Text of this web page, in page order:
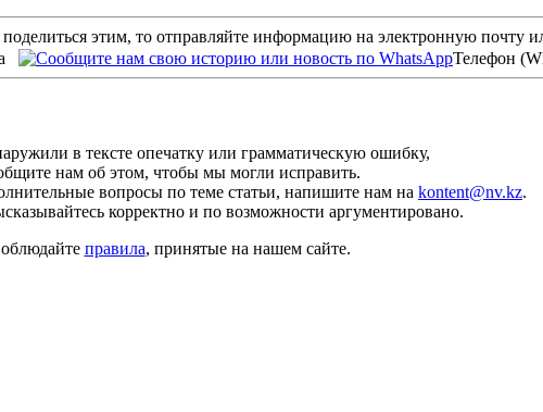
этим, то отправляйте информацию на электронную почту
Телефон
в тексте опечатку или грамматическую ошибку,
нам об этом, чтобы мы могли исправить.
вопросы по теме статьи, напишите нам на kontent@nv.kz.
корректно и по возможности аргументировано.
правила, принятые на нашем сайте.